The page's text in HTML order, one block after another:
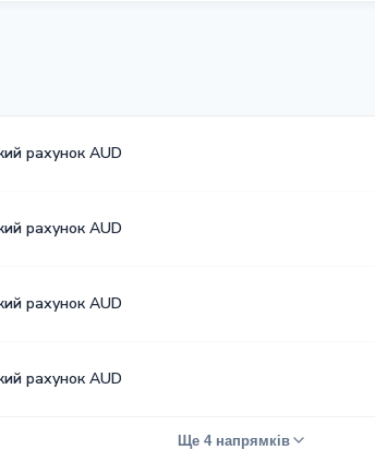
рахунок AUD
рахунок AUD
рахунок AUD
рахунок AUD
Ще 4 напрямків